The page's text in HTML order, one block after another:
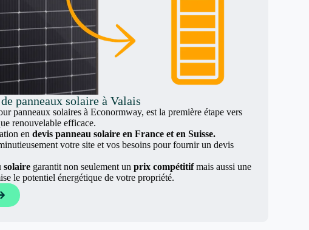
panneaux solaire à Valais
panneaux solaires à Econormway, est la première étape vers
renouvelable efficace.
en devis panneau solaire en France et en Suisse.
votre site et vos besoins pour fournir un devis
solaire garantit non seulement un prix compétitifmais aussi une
le potentiel énergétique de votre propriété.